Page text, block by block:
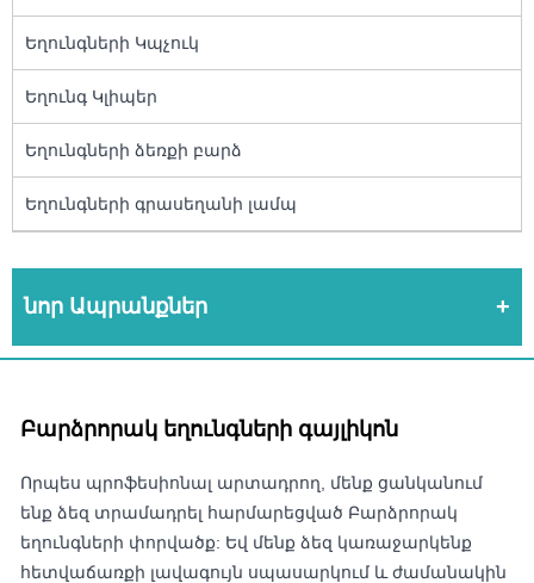
Եղունգների Կպչուկ
Եղունգ Կլիպեր
Եղունգների ձեռքի բարձ
Եղունգների գրասեղանի լամպ
նոր Ապրանքներ
Բարձրորակ եղունգների գայլիկոն
Որպես պրոֆեսիոնալ արտադրող, մենք ցանկանում
ենք ձեզ տրամադրել հարմարեցված Բարձրորակ
եղունգների փորվածք: Եվ մենք ձեզ կառաջարկենք
հետվաճառքի լավագույն սպասարկում և ժամանակին